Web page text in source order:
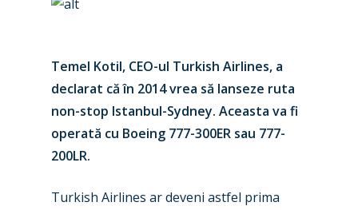
Temel Kotil, CEO-ul Turkish Airlines, a
declarat că în 2014 vrea să lanseze ruta
non-stop Istanbul-Sydney. Aceasta va fi
operată cu Boeing 777-300ER sau 777-
200LR.
Turkish Airlines ar deveni astfel prima